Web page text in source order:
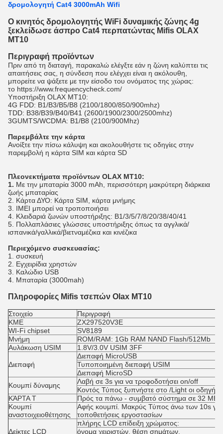
δρομολογητή Cat4 3000mAh Wifi
Ο κινητός δρομολογητής WiFi δυναμικής ζώνης 4g
ξεκλείδωσε άσπρο Cat4 περπατώντας Mifis OLAX
MT10
Περιγραφή προϊόντων
Πριν από τη διαταγή, παρακαλώ ελέγξτε εάν η ζώνη καλύπτει τις
απαιτήσεις σας, η σύνδεση που ελέγχει είναι η ακόλουθη,
μπορείτε να ψάξετε με την είσοδο του ονόματος της χώρας:
το https://www.frequencycheck.com/
Υποστήριξη OLAX MT10:
4G FDD: B1/B3/B5/B8 (2100/1800/850/900mhz)
TDD: B38/B39/B40/B41 (2600/1900/2300/2500mhz)
3GUMTS/WCDMA: B1/B8 (2100/900Mhz)
Παρεμβάλτε την κάρτα
Ανοίξτε την πίσω κάλυψη και ακολουθήστε τις οδηγίες στην
παρεμβολή η κάρτα SIM και κάρτα SD
Πλεονεκτήματα προϊόντων OLAX MT10:
1. Με την μπαταρία 3000 mAh, περισσότερη μακρύτερη διάρκεια
ζωής μπαταρίας
2. Κάρτα ΔΥΟ: Κάρτα SIM, κάρτα μνήμης
3. IMEI μπορεί να τροποποιήσει
4. Κλειδαριά ζωνών υποστήριξης: B1/3/5/7/8/20/38/40/41
5. Πολλαπλάσιες γλώσσες υποστήριξης όπως τα αγγλικά/
ισπανικά/γαλλικά/βιετναμέζικα και κινέζικα
Περιεχόμενο συσκευασίας:
1. συσκευή
2. Εγχειρίδια χρηστών
3. Καλώδιο USB
4. Μπαταρία (3000mah)
Πληροφορίες Mifis τσεπών Olax MT10
Στοιχείο
Περιγραφή
ΚΜΕ
ZX297520V3E
WI-Fi chipset
SV8189
Μνήμη
ROM/RAM: 1Gb RAM NAND Flash/512Mb
Αυλάκωση USIM
1.8V/3.0V USIM 3FF
Διεπαφή
Διεπαφή MicroUSB
Τυποποιημένη διεπαφή USIM
Διεπαφή MicroSD
Κουμπί δύναμης
Λαβή σε 3s για να τροφοδοτήσει on/off
Κοντός Τύπος ξυπνήστε στο /Light οι
ΚΆΡΤΑ Τ
Πρός τα πάνω - συμβατό σύστημα σε 32 ΜΒ
Κουμπί
αναστοιχειοθέτησης
Αφής κουμπί. Μακρύς Τύπος άνω των 10s για
τοποθετήσεις εργοστασίων
Δείκτες LCD
πλήρης LCD επίδειξη χρώματος:
όνομα χειριστών, θέση σημάτων,